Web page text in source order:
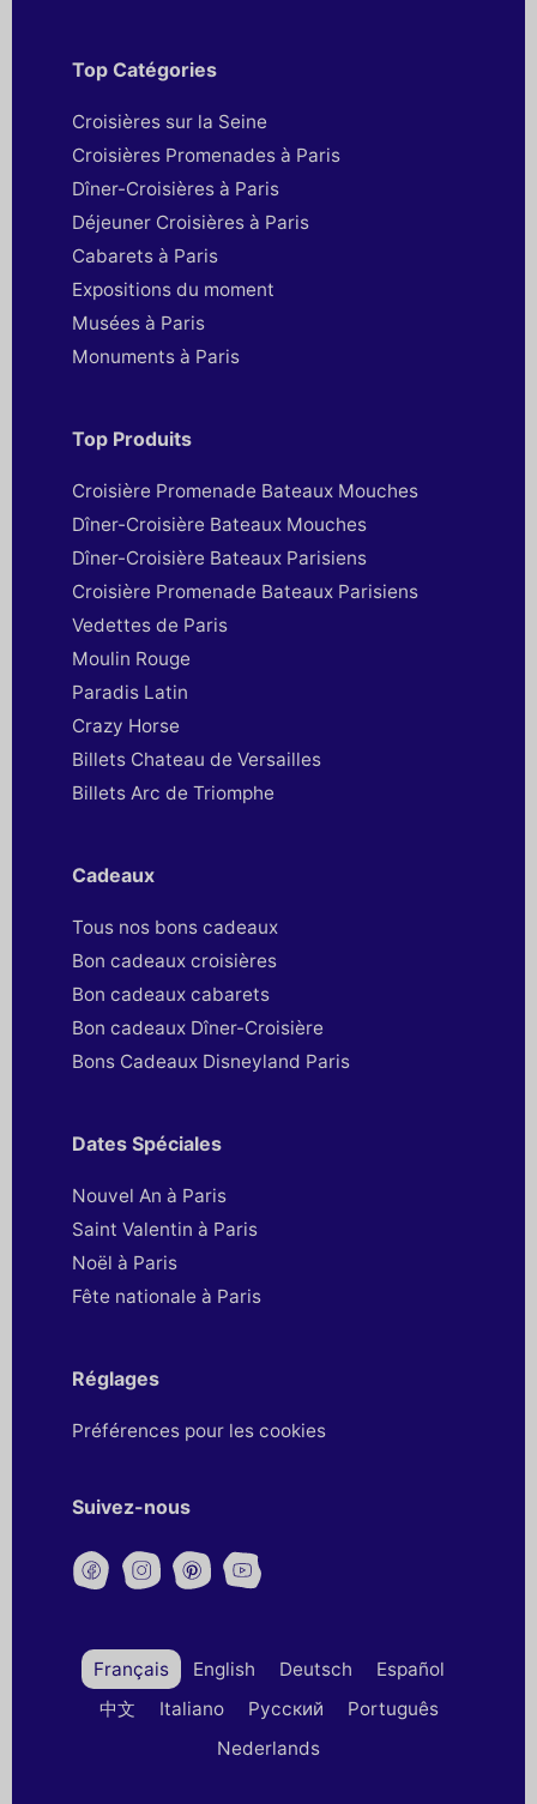
Top Catégories
Croisières sur la Seine
Croisières Promenades à Paris
Dîner-Croisières à Paris
Déjeuner Croisières à Paris
Cabarets à Paris
Expositions du moment
Musées à Paris
Monuments à Paris
Top Produits
Croisière Promenade Bateaux Mouches
Dîner-Croisière Bateaux Mouches
Dîner-Croisière Bateaux Parisiens
Croisière Promenade Bateaux Parisiens
Vedettes de Paris
Moulin Rouge
Paradis Latin
Crazy Horse
Billets Chateau de Versailles
Billets Arc de Triomphe
Cadeaux
Tous nos bons cadeaux
Bon cadeaux croisières
Bon cadeaux cabarets
Bon cadeaux Dîner-Croisière
Bons Cadeaux Disneyland Paris
Dates Spéciales
Nouvel An à Paris
Saint Valentin à Paris
Noël à Paris
Fête nationale à Paris
Réglages
Préférences pour les cookies
Suivez-nous
Français English Deutsch
Español
中文
Italiano Русский
Português
Nederlands